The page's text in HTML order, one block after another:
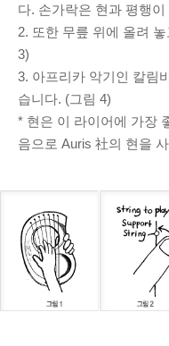
다. 손가락은 현과 평행
2. 또한 무릎 위에 올려
3)
3. 아프리카 악기인 칼림
습니다. (그림 4)
* 현은 이 라이어에 가장
음으로 Auris 社의 현을